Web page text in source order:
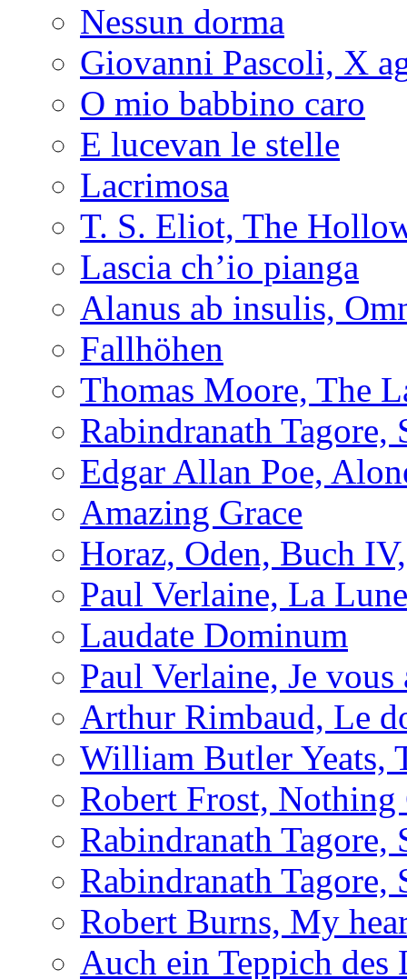
Nessun dorma
Giovanni Pascoli, X
O mio babbino caro
E lucevan le stelle
Lacrimosa
T. S. Eliot, The
Lascia ch’io pianga
Alanus ab insulis,
Fallhöhen
Thomas Moore, The
Rabindranath
Edgar Allan Poe,
Amazing Grace
Horaz, Oden, Buch
Paul Verlaine, La
Laudate Dominum
Paul Verlaine, Je
Arthur Rimbaud, Le
William Butler Yeats,
Robert Frost, Nothing
Rabindranath
Rabindranath
Robert Burns, My
Auch ein Teppich des